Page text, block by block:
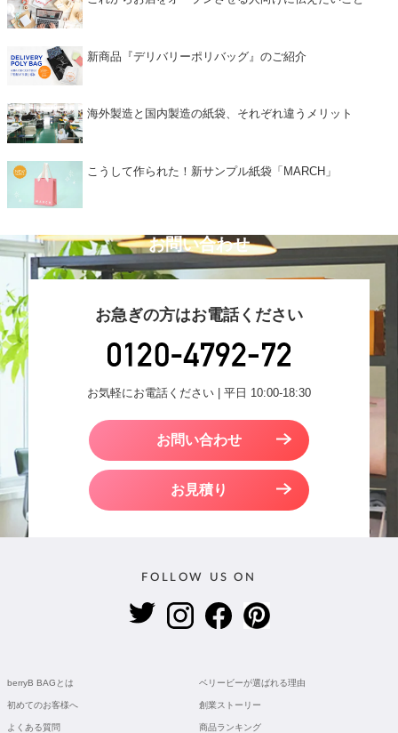
新商品『デリバリーポリバッグ』のご紹介
海外製造と国内製造の紙袋、それぞれ違うメリット
こうして作られた！新サンプル紙袋「MARCH」
お問い合わせ
お急ぎの方はお電話ください
お気軽にお電話ください | 平日 10:00-18:30
お問い合わせ
お見積り
FOLLOW US ON
berryB BAGとは ベリービーが選ばれる理由
初めてのお客様へ 創業ストーリー
よくある質問 商品ランキング